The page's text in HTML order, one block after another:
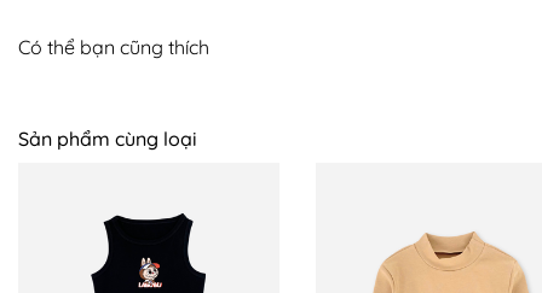
Có thể bạn cũng thích
Sản phẩm cùng loại